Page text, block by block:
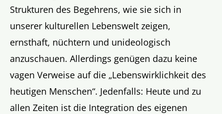
Strukturen des Begehrens, wie sie sich in
unserer kulturellen Lebenswelt zeigen,
ernsthaft, nüchtern und unideologisch
anzuschauen. Allerdings genügen dazu keine
vagen Verweise auf die „Lebenswirklichkeit des
heutigen Menschen“. Jedenfalls: Heute und zu
allen Zeiten ist die Integration des eigenen